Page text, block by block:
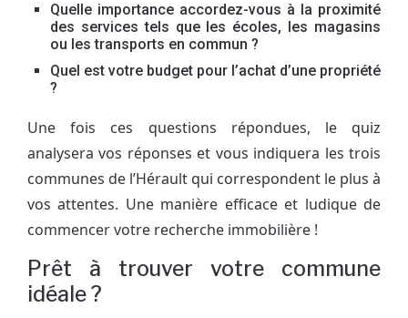
Quelle importance accordez-vous à la proximité
des services tels que les écoles, les magasins
ou les transports en commun ?
Quel est votre budget pour l’achat d’une propriété
?
Une fois ces questions répondues, le quiz
analysera vos réponses et vous indiquera les trois
communes de l’Hérault qui correspondent le plus à
vos attentes. Une manière efficace et ludique de
commencer votre recherche immobilière !
Prêt à trouver votre commune
idéale ?